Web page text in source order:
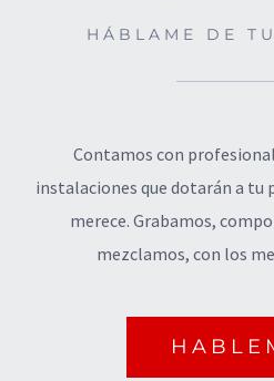
HÁBLAME DE
Contamos con
instalaciones que dotarán a tu
merece. Grabamos,
mezclamos, con los
reservados |